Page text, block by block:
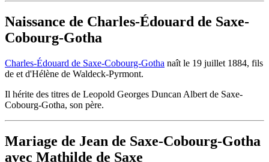
Naissance de Charles-Édouard de Saxe-
Cobourg-Gotha
Charles-Édouard de Saxe-Cobourg-Gotha naît le 19 juillet 1884, fils
de et d'Hélène de Waldeck-Pyrmont.
Il hérite des titres de Leopold Georges Duncan Albert de Saxe-
Cobourg-Gotha, son père.
Mariage de Jean de Saxe-Cobourg-Gotha
avec Mathilde de Saxe